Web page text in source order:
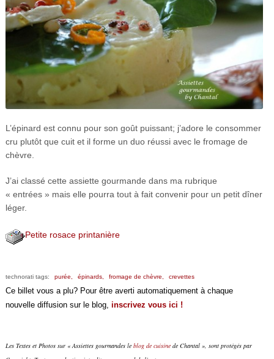
L’épinard est connu pour son goût puissant; j’adore le consommer
cru plutôt que cuit et il forme un duo réussi avec le fromage de
chèvre.
J’ai classé cette assiette gourmande dans ma rubrique
« entrées » mais elle pourra tout à fait convenir pour un petit dîner
léger.
Petite rosace printanière
technorati tags: purée, épinards, fromage de chèvre, crevettes
Ce billet vous a plu? Pour être averti automatiquement à chaque
nouvelle diffusion sur le blog, inscrivez vous ici !
Les Textes et Photos sur « Assiettes gourmandes le blog de cuisinede Chantal », sont protégés par